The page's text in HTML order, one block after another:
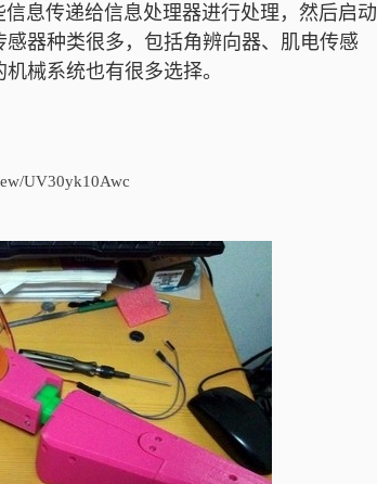
息传递给信息处理器进行处理，然后启动
器种类很多，包括角辨向器、肌电传感
械系统也有很多选择。
UV30yk10Awc